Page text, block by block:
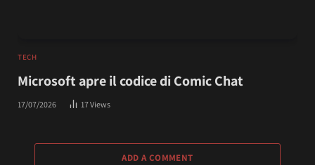
TECH
Microsoft apre il codice di Comic Chat
17/07/2026 17Views
ADD A COMMENT